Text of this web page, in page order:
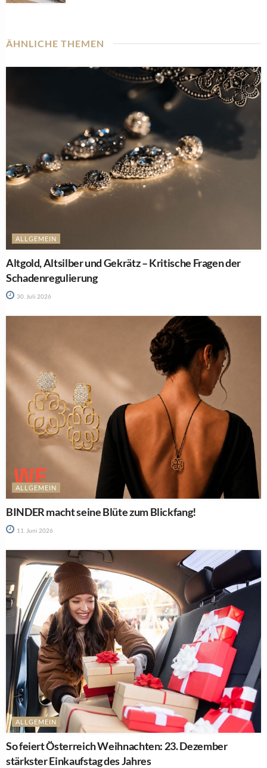
ÄHNLICHE THEMEN
ALLGEMEIN
Altgold, Altsilber und Gekrätz – Kritische Fragen der
Schadenregulierung
30. Juli 2026
ALLGEMEIN
BINDER macht seine Blüte zum Blickfang!
11. Juni 2026
ALLGEMEIN
So feiert Österreich Weihnachten: 23. Dezember
stärkster Einkaufstag des Jahres